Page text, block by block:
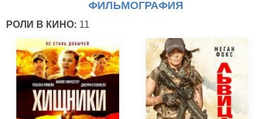
ФИЛЬМОГРАФИЯ
РОЛИ В КИНО: 11